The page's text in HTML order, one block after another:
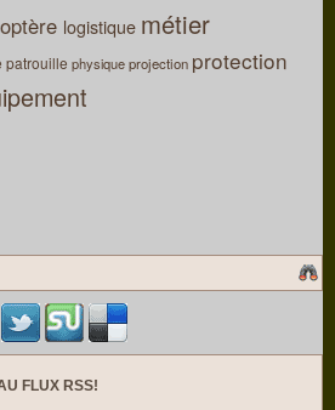
logistique métier
patrouille physiqueprojection protection
FLUX RSS!